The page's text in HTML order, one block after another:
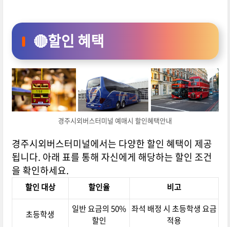
🔴할인 혜택
경주시외버스터미널 예매시 할인혜택안내
경주시외버스터미널에서는 다양한 할인 혜택이 제공
됩니다. 아래 표를 통해 자신에게 해당하는 할인 조건
을 확인하세요.
할인 대상 할인율 비고
초등학생
일반 요금의 50%
할인
좌석 배정 시 초등학생 요금
적용